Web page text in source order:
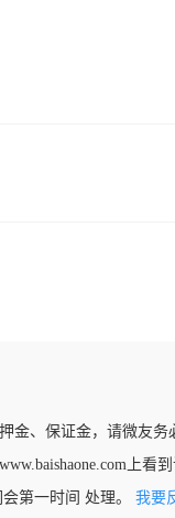
金、保证金，请微友务
www.baishaone.com上看
第一时间 处理。 我要